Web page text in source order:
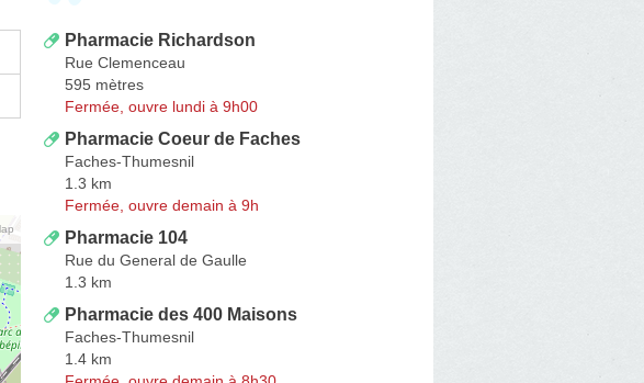
Pharmacie Richardson
Rue Clemenceau
595 mètres
Fermée, ouvre lundi à 9h00
Pharmacie Coeur de Faches
Faches-Thumesnil
1.3 km
Fermée, ouvre demain à 9h
Pharmacie 104
Rue du General de Gaulle
1.3 km
Pharmacie des 400 Maisons
Faches-Thumesnil
1.4 km